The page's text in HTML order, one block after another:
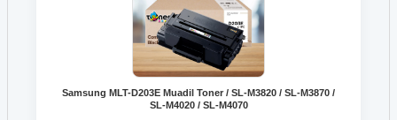
Samsung MLT-D203E Muadil Toner / SL-M3820 / SL-M3870 /
SL-M4020 / SL-M4070